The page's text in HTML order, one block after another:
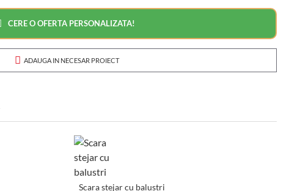
CERE O OFERTA PERSONALIZATA!
ADAUGA IN NECESAR PROIECT
Scara stejar cu balustri